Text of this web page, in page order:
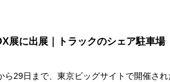
展に出展｜トラックのシェア駐車場
29日まで、東京ビッグサイトで開催され